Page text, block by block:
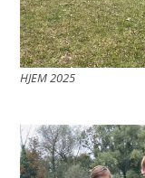
HJEM 2025